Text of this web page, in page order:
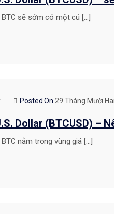
BTC sẽ sớm có một cú […]
Posted On 29 Tháng Mười
Dollar (BTCUSD) –
nằm trong vùng giá […]